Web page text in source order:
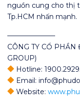
nguồn cung cho thị
Tp.HCM nhấn mạnh.
———————
CÔNG TY CỔ
GROUP)
Hotline:
Email:
Website: